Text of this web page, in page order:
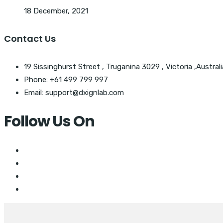
18 December, 2021
Contact Us
19 Sissinghurst Street , Truganina 3029 , Victoria
Phone: +61 499 799 997
Email: support@dxignlab.com
Follow Us On